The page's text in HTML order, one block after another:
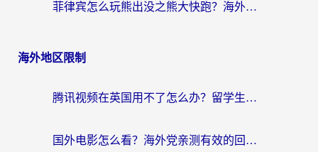
菲律宾怎么玩熊出没之熊大快跑？海外党国服游戏加速终极攻略（附3款热门游戏实测）
海外地区限制
腾讯视频在英国用不了怎么办？留学生亲测有效的回国加速器指南
国外电影怎么看？海外党亲测有效的回国加速器选择指南